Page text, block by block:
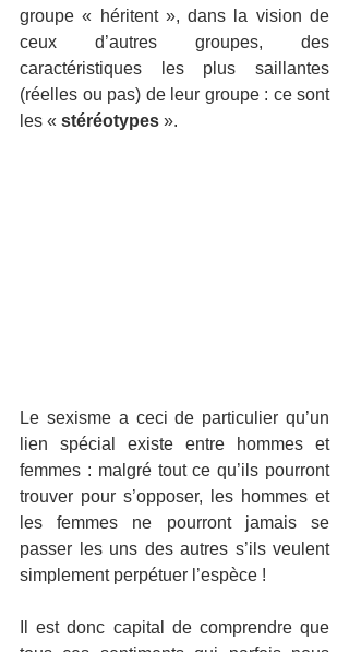
groupe « héritent », dans la vision de
ceux d’autres groupes, des
caractéristiques les plus saillantes
(réelles ou pas) de leur groupe : ce sont
les « stéréotypes ».
Le sexisme a ceci de particulier qu’un
lien spécial existe entre hommes et
femmes : malgré tout ce qu’ils pourront
trouver pour s’opposer, les hommes et
les femmes ne pourront jamais se
passer les uns des autres s’ils veulent
simplement perpétuer l’espèce !
Il est donc capital de comprendre que